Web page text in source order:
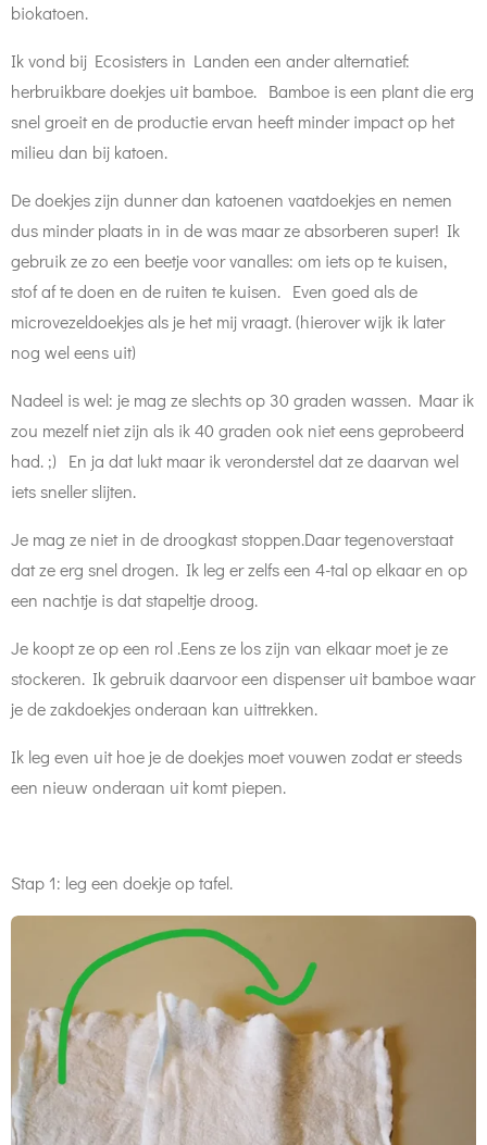
biokatoen.
Ik vond bij Ecosisters in Landen een ander alternatief:
herbruikbare doekjes uit bamboe. Bamboe is een plant die erg
snel groeit en de productie ervan heeft minder impact op het
milieu dan bij katoen.
De doekjes zijn dunner dan katoenen vaatdoekjes en nemen
dus minder plaats in in de was maar ze absorberen super! Ik
gebruik ze zo een beetje voor vanalles: om iets op te kuisen,
stof af te doen en de ruiten te kuisen. Even goed als de
microvezeldoekjes als je het mij vraagt. (hierover wijk ik later
nog wel eens uit)
Nadeel is wel: je mag ze slechts op 30 graden wassen. Maar ik
zou mezelf niet zijn als ik 40 graden ook niet eens geprobeerd
had. ;) En ja dat lukt maar ik veronderstel dat ze daarvan wel
iets sneller slijten.
Je mag ze niet in de droogkast stoppen.Daar tegenoverstaat
dat ze erg snel drogen. Ik leg er zelfs een 4-tal op elkaar en op
een nachtje is dat stapeltje droog.
Je koopt ze op een rol .Eens ze los zijn van elkaar moet je ze
stockeren. Ik gebruik daarvoor een dispenser uit bamboe waar
je de zakdoekjes onderaan kan uittrekken.
Ik leg even uit hoe je de doekjes moet vouwen zodat er steeds
een nieuw onderaan uit komt piepen.
Stap 1: leg een doekje op tafel.